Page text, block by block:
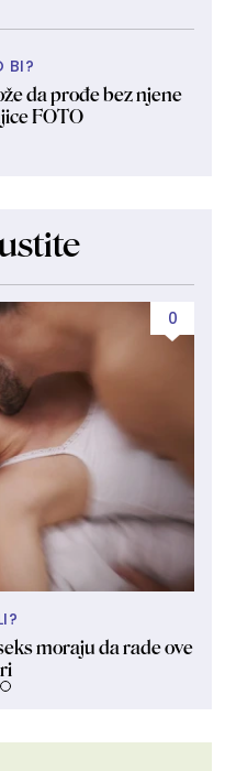
BI?
da prođe bez njene
FOTO
0
moraju da rade ove